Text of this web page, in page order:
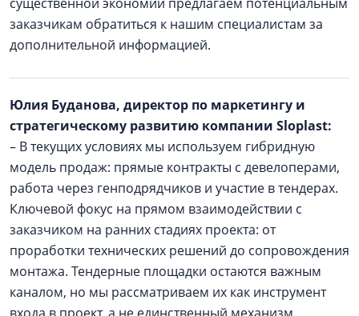
заказчикам обратиться к нашим специалистам за
дополнительной информацией.
Юлия Буданова, директор по маркетингу и
стратегическому развитию компании Sloplast:
– В текущих условиях мы используем гибридную
модель продаж: прямые контракты с девелоперами,
работа через генподрядчиков и участие в тендерах.
Ключевой фокус на прямом взаимодействии с
заказчиком на ранних стадиях проекта: от
проработки технических решений до сопровождения
монтажа. Тендерные площадки остаются важным
каналом, но мы рассматриваем их как инструмент